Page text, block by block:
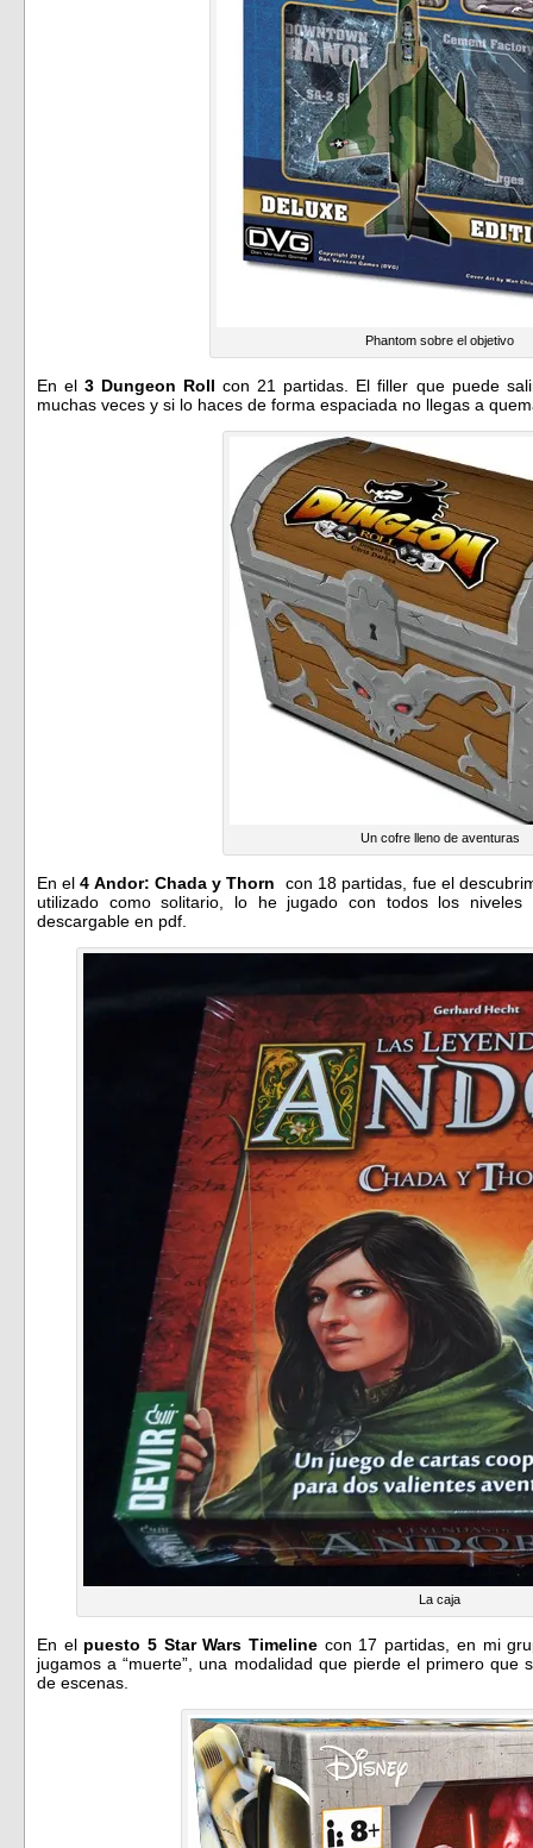
Phantom sobre el objetivo
En el3 Dungeon Roll con 21 partidas. El filler que puede
muchas veces y si lo haces de forma espaciada no llegas a
Un cofre lleno de aventuras
En el4 Andor: Chada y Thorn con 18 partidas, fue el
utilizado como solitario, lo he jugado con todos los
descargable en pdf.
La caja
En el puesto 5 Star Wars Timeline con 17 partidas, en mi
jugamos a “muerte”, una modalidad que pierde el primero que
de escenas.